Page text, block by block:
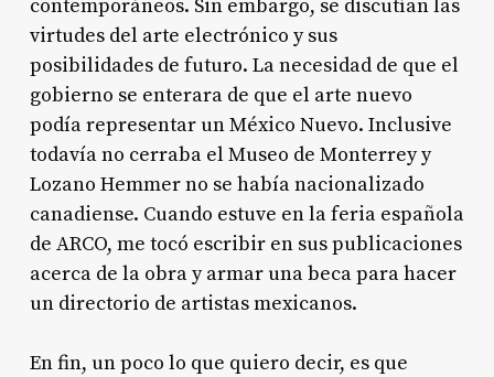
contemporáneos. Sin embargo, se discutían las
virtudes del arte electrónico y sus
posibilidades de futuro. La necesidad de que el
gobierno se enterara de que el arte nuevo
podía representar un México Nuevo. Inclusive
todavía no cerraba el Museo de Monterrey y
Lozano Hemmer no se había nacionalizado
canadiense. Cuando estuve en la feria española
de ARCO, me tocó escribir en sus publicaciones
acerca de la obra y armar una beca para hacer
un directorio de artistas mexicanos.
En fin, un poco lo que quiero decir, es que